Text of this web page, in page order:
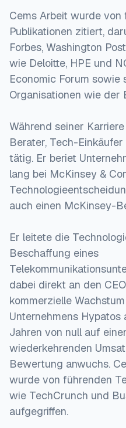
Cems Arbeit wurde von
Publikationen zitiert,
Forbes, Washington
wie Deloitte, HPE und
Economic Forum sowie
Organisationen wie der
Während seiner
Berater, Tech-
tätig. Er beriet
lang bei McKinsey &
auch einen McKinsey-
Er leitete die
Beschaffung eines
dabei direkt an den
kommerzielle
Unternehmens Hypatos
Jahren von null auf
wiederkehrenden
Bewertung anwuchs.
wurde von führenden
wie TechCrunch und
aufgegriffen.